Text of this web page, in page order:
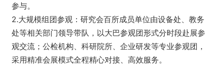
参与。
2.大规模组团参观：研究会百所成员单位由设备处、教务
处等相关部门领导带队，以大巴参观团形式分时段赴展参
观交流；公检机构、科研院所、企业研发等专业参观团，
采用精准会展模式全程精心对接、高效服务。